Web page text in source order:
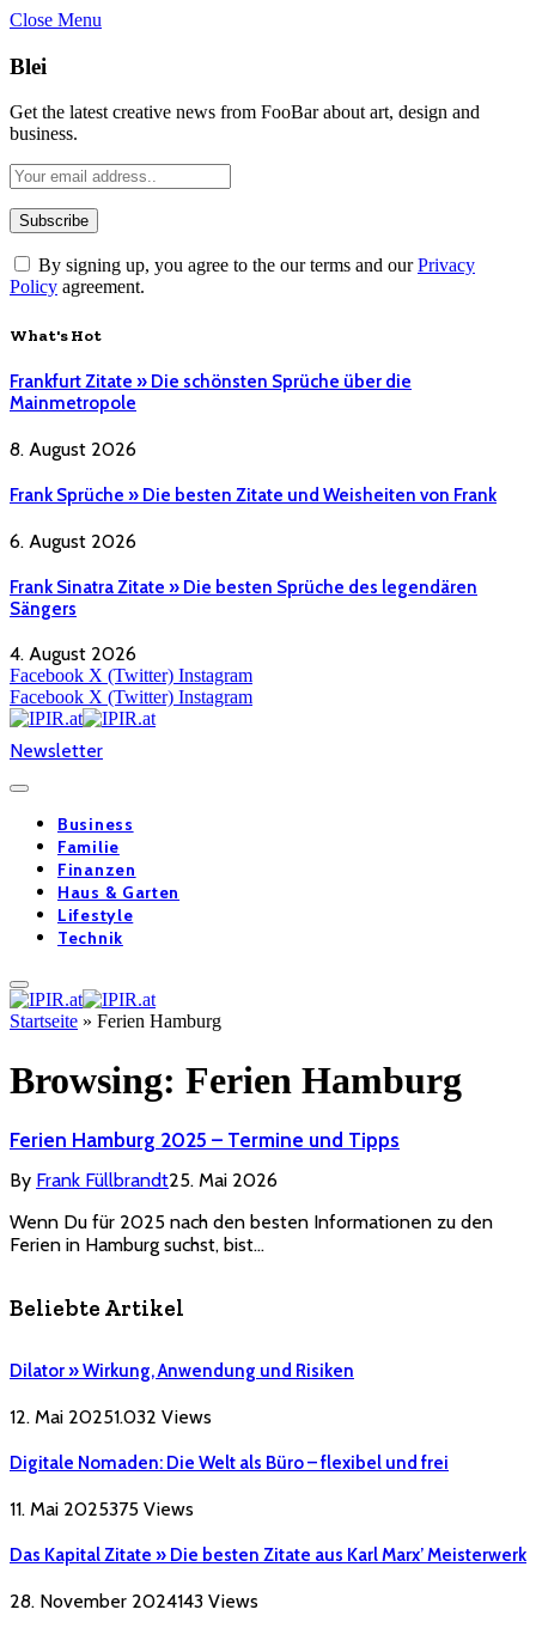
Close Menu
Blei
Get the latest creative news from FooBar about art, design and
business.
By signing up, you agree to the our terms and ourPrivacy
Policy agreement.
What's Hot
Frankfurt Zitate » Die schönsten Sprüche über die
Mainmetropole
8. August 2026
Frank Sprüche » Die besten Zitate und Weisheiten von Frank
6. August 2026
Frank Sinatra Zitate » Die besten Sprüche des legendären
Sängers
4. August 2026
Facebook X (Twitter) Instagram
Facebook X (Twitter) Instagram
Newsletter
Business
Familie
Finanzen
Haus & Garten
Lifestyle
Technik
Startseite » Ferien Hamburg
Browsing: Ferien Hamburg
Ferien Hamburg 2025 – Termine und Tipps
By Frank Füllbrandt25. Mai 2026
Wenn Du für 2025 nach den besten Informationen zu den
Ferien in Hamburg suchst, bist…
Beliebte Artikel
Dilator » Wirkung, Anwendung und Risiken
12. Mai 20251.032 Views
Digitale Nomaden: Die Welt als Büro – flexibel und frei
11. Mai 2025375 Views
Das Kapital Zitate » Die besten Zitate aus Karl Marx’ Meisterwerk
28. November 2024143 Views